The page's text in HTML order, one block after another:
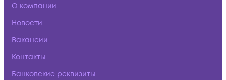
О компании
Новости
Вакансии
Контакты
Банковские реквизиты